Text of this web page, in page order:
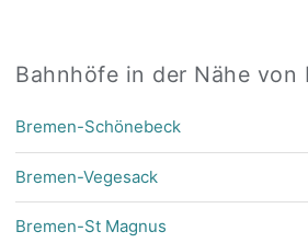
Bahnhöfe in der Nähe von
Bremen-Schönebeck
Bremen-Vegesack
Bremen-St Magnus